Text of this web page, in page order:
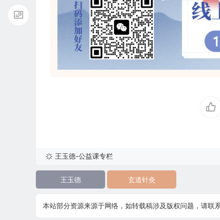
王玉德-公益课专栏
王玉德 玄道针灸
本站部分资源来源于网络，如转载稿涉及版权问题，请联